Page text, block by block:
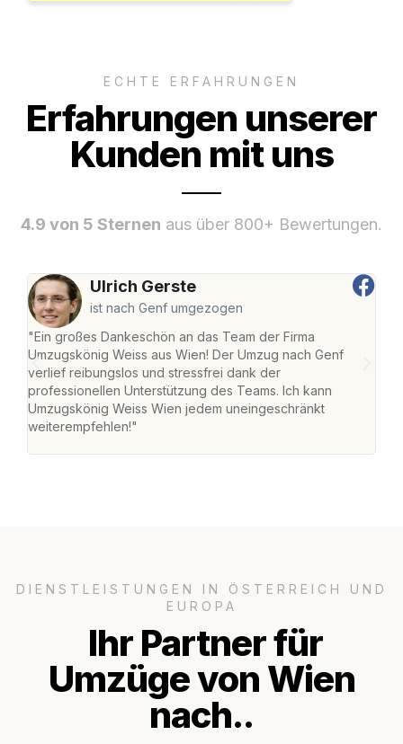
ECHTE ERFAHRUNGEN
Erfahrungen unserer
Kunden mit uns
4.9 von 5 Sternen aus über 800+ Bewertungen.
Ulrich Gerste
ist nach Genf umgezogen
"Ein großes Dankeschön an das Team der Firma
Umzugskönig Weiss aus Wien! Der Umzug nach Genf
verlief reibungslos und stressfrei dank der
professionellen Unterstützung des Teams. Ich kann
Umzugskönig Weiss Wien jedem uneingeschränkt
weiterempfehlen!"
DIENSTLEISTUNGEN IN ÖSTERREICH UND
EUROPA
Ihr Partner für
Umzüge von Wien
nach..